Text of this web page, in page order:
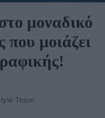
μοναδικό
που μοιάζει
Team